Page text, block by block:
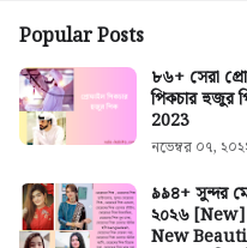
Popular Posts
৮৬+ সেরা
পিকচার
2023
নভেম্বর ০৭,
৯৯৪+ সুন্দর
২০২৬
New